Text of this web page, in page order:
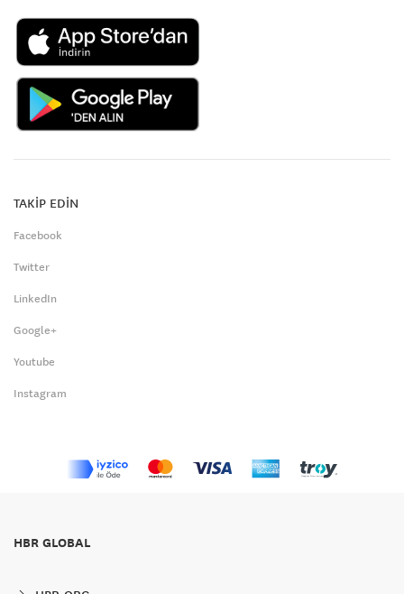
TAKİP EDİN
Facebook
Twitter
LinkedIn
Google+
Youtube
Instagram
HBR GLOBAL